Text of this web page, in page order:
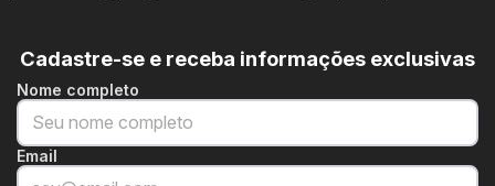
Cadastre-se e receba informações exclusivas
Nome completo
Email